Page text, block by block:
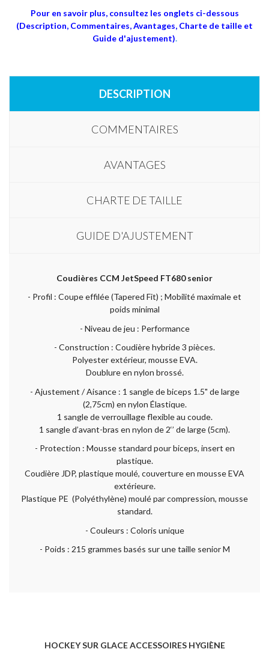
Pour en savoir plus, consultez les onglets ci-dessous
(Description, Commentaires, Avantages, Charte de taille et
Guide d'ajustement).
DESCRIPTION
COMMENTAIRES
AVANTAGES
CHARTE DE TAILLE
GUIDE D'AJUSTEMENT
Coudières CCM JetSpeed FT680 senior
- Profil : Coupe effilée (Tapered Fit) ; Mobilité maximale et
poids minimal
- Niveau de jeu : Performance
- Construction : Coudière hybride 3 pièces.
Polyester extérieur, mousse EVA.
Doublure en nylon brossé.
- Ajustement / Aisance : 1 sangle de biceps 1.5" de large
(2,75cm) en nylon Élastique.
1 sangle de verrouillage flexible au coude.
1 sangle d’avant-bras en nylon de 2‘’ de large (5cm).
- Protection : Mousse standard pour biceps, insert en
plastique.
Coudière JDP, plastique moulé, couverture en mousse EVA
extérieure.
Plastique PE (Polyéthylène) moulé par compression, mousse
standard.
- Couleurs : Coloris unique
- Poids : 215 grammes basés sur une taille senior M
HOCKEY SUR GLACE ACCESSOIRES HYGIÈNE